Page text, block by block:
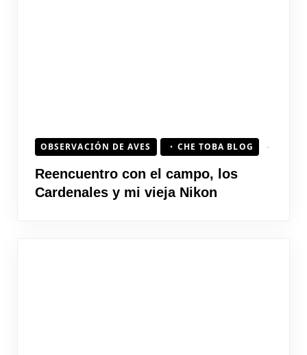
OBSERVACIÓN DE AVES CHE TOBA BLOG
Reencuentro con el campo, los
Cardenales y mi vieja Nikon